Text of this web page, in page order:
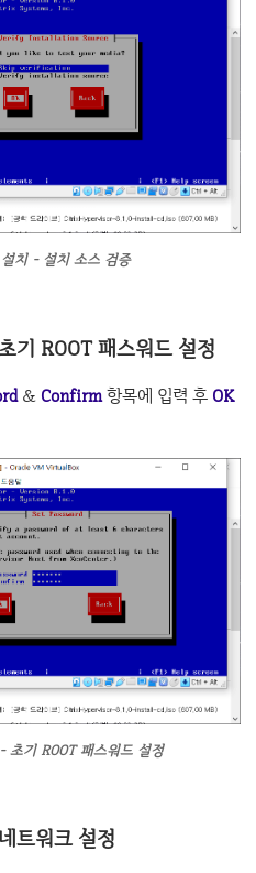
치 - 설치 소스 검증
ROOT 패스워드 설정
& Confirm항목에 입력 후 OK
기 ROOT 패스워드 설정
트워크 설정